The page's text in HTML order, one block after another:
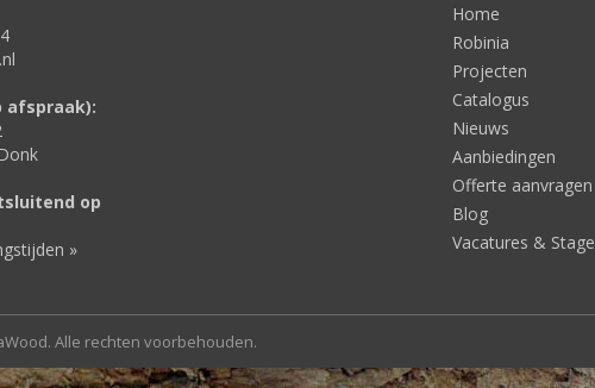
afspraak):
op
»
Home
Robinia
Projecten
Catalogus
Nieuws
Aanbiedingen
Offerte aanvragen
Blog
Vacatures & Stage
Alle rechten voorbehouden.